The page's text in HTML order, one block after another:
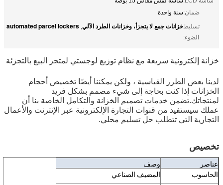
ضمان:سنة واحدة
تسليط
الضوء:
خزانات جمع لا يتجزأ، وخزانات الطرد الآلي,
automated parcel lockers
خزانة إلكترونية سريعة مع نظام توزيع لوجستي لمتجر البيع بالتجزئة
لدينا بعض الطرز القياسية ، ولكن يمكننا أيضًا تخصيص أحجام
الخزانات إذا كنت بحاجة إلى شيء مصمم بشكل فريد
لمنتجاتك.تضمن خدمات تصميم الخزانة والتكامل الخاصة بنا أن
عملك سيستفيد من قنوات التجارة الإلكترونية عبر الإنترنت والأعمال
التجارية التي تتطلب حل تسليم محلي.
تخصيص
عناصر
وصف
الحاسوب
المضيف الصناعي